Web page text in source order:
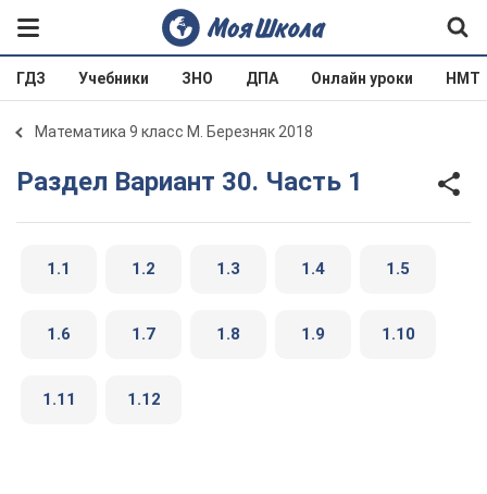
ГДЗ Учебники ЗНО ДПА Онлайн уроки НМТ
Математика 9 класс М. Березняк 2018
Раздел Вариант 30. Часть 1
1.1 1.2 1.3 1.4 1.5
1.6 1.7 1.8 1.9 1.10
1.11 1.12